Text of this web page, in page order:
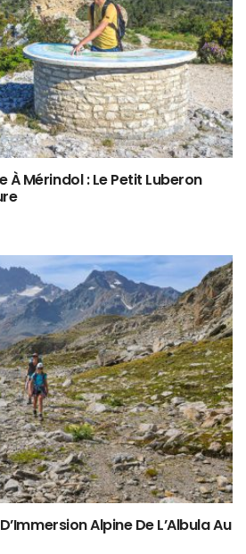
À Mérindol : Le Petit Luberon
Alpine De L’Albula Au